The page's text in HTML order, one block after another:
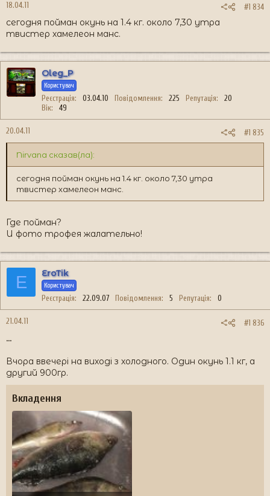
18.04.11 #1 834
сегодня пойман окунь на 1.4 кг. около 7,30 утра
твистер хамелеон манс.
Oleg_P
Користувач
Реєстрація 03.04.10 Повідомлення 225 Репутація
20
Вік
49
20.04.11 #1 835
Nirvana сказав(ла):
сегодня пойман окунь на 1.4 кг. около 7,30 утра
твистер хамелеон манс.
Где пойман?
И фото трофея жалательно!
E EroTik
Користувач
Реєстрація 22.09.07 Повідомлення 5 Репутація 0
21.04.11 #1 836
...
Вчора ввечері на виході з холодного. Один окунь 1.1 кг, а
другий 900гр.
Вкладення